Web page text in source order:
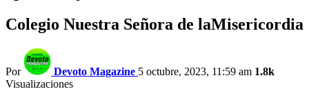
Colegio Nuestra Señora de laMisericordia
Por Devoto Magazine 5 octubre, 2023, 11:59 am 1.8k
Visualizaciones